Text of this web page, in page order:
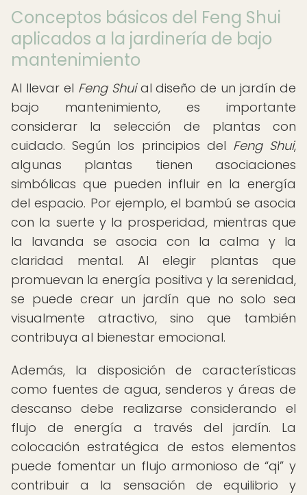
Conceptos básicos del Feng Shui
aplicados a la jardinería de bajo
mantenimiento
Al llevar el Feng Shuial diseño de un jardín de
bajo mantenimiento, es importante
considerar la selección de plantas con
cuidado. Según los principios del Feng Shui,
algunas plantas tienen asociaciones
simbólicas que pueden influir en la energía
del espacio. Por ejemplo, el bambú se asocia
con la suerte y la prosperidad, mientras que
la lavanda se asocia con la calma y la
claridad mental. Al elegir plantas que
promuevan la energía positiva y la serenidad,
se puede crear un jardín que no solo sea
visualmente atractivo, sino que también
contribuya al bienestar emocional.
Además, la disposición de características
como fuentes de agua, senderos y áreas de
descanso debe realizarse considerando el
flujo de energía a través del jardín. La
colocación estratégica de estos elementos
puede fomentar un flujo armonioso de qi y
contribuir a la sensación de equilibrio y